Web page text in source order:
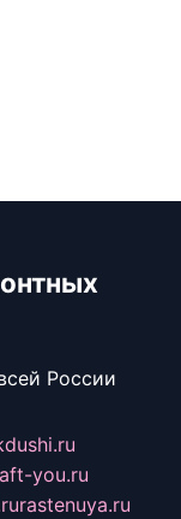
России
you.ru
rastenuya.ru